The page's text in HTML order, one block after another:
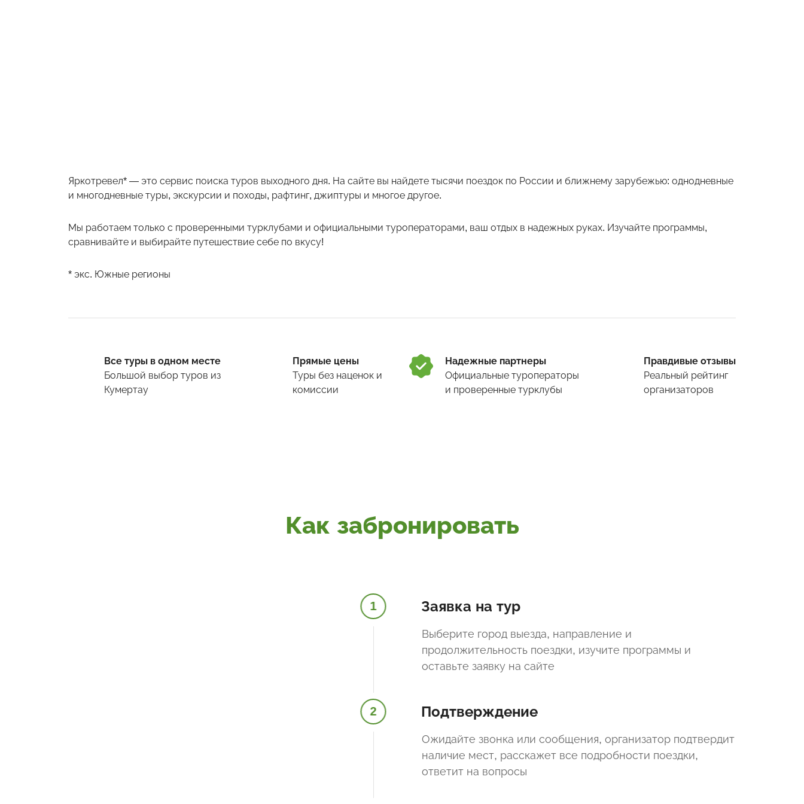
Яркотревел* — это сервис поиска туров выходного дня. На сайте вы найдете тысячи поездок по России и ближнему зарубежью: однодневные
и многодневные туры, экскурсии и походы, рафтинг, джиптуры и многое другое.
Мы работаем только с проверенными турклубами и официальными туроператорами, ваш отдых в надежных руках. Изучайте программы,
сравнивайте и выбирайте путешествие себе по вкусу!
* экс. Южные регионы
Все туры в одном месте
Большой выбор туров из
Кумертау
Прямые цены
Туры без наценок и
комиссии
Надежные партнеры
Официальные туроператоры
и проверенные турклубы
Правдивые отзывы
Реальный рейтинг
организаторов
Как забронировать
1 Заявка на тур
Выберите город выезда, направление и
продолжительность поездки, изучите программы и
оставьте заявку на сайте
2 Подтверждение
Ожидайте звонка или сообщения, организатор подтвердит
наличие мест, расскажет все подробности поездки,
ответит на вопросы